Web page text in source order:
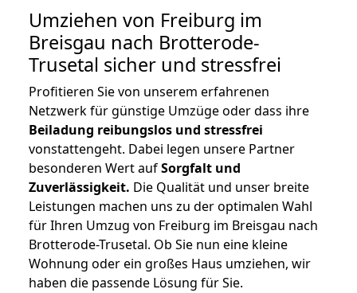
Umziehen von Freiburg im
Breisgau nach Brotterode-
Trusetal sicher und stressfrei
Profitieren Sie von unserem erfahrenen
Netzwerk für günstige Umzüge oder dass ihre
Beiladung reibungslos und stressfrei
vonstattengeht. Dabei legen unsere Partner
besonderen Wert aufSorgfalt und
Zuverlässigkeit. Die Qualität und unser breite
Leistungen machen uns zu der optimalen Wahl
für Ihren Umzug von Freiburg im Breisgau nach
Brotterode-Trusetal. Ob Sie nun eine kleine
Wohnung oder ein großes Haus umziehen, wir
haben die passende Lösung für Sie.